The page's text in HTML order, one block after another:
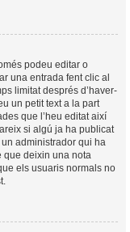
podeu editar o
una entrada fent clic al
limitat després d’haver-
un petit text a la part
que l’heu editat així
si algú ja ha publicat
administrador qui ha
que deixin una nota
els usuaris normals no